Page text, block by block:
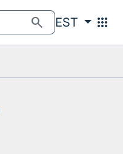
search EST apps